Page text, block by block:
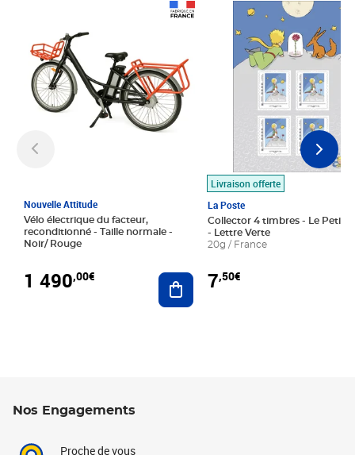
Nouvelle Attitude
Vélo électrique du facteur,
reconditionné - Taille normale -
Noir/ Rouge
1 490,00€ Ajouter au panier
Livraison offerte
La Poste
Collector 4 timbres - Le Petit
- Lettre Verte
20g / France
7,50€
Prix 7,50€
Nos Engagements
Proche de vous